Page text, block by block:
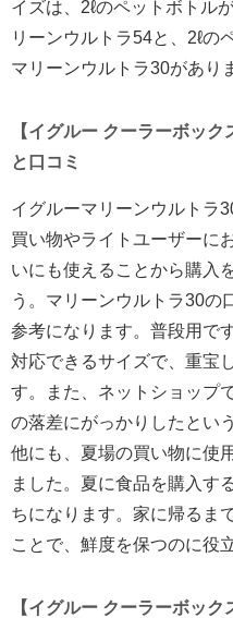
イズは、2ℓのペットボトル
リーンウルトラ54と、2ℓの
マリーンウルトラ30があり
【イグルー クーラーボッ
と口コミ
イグルーマリーンウルトラ
買い物やライトユーザーに
いにも使えることから購入
う。マリーンウルトラ30の
参考になります。普段用で
対応できるサイズで、重宝
す。また、ネットショップ
の落差にがっかりしたとい
他にも、夏場の買い物に使
ました。夏に食品を購入す
ちになります。家に帰るま
ことで、鮮度を保つのに役
【イグルー クーラーボッ